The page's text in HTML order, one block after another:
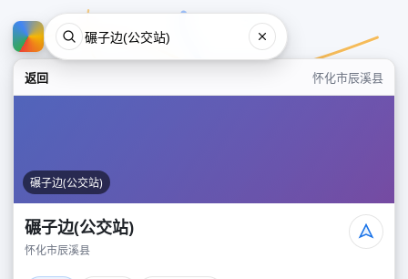
返回 怀化市辰溪县
碾子边(公交站)
碾子边(公交站)
怀化市辰溪县